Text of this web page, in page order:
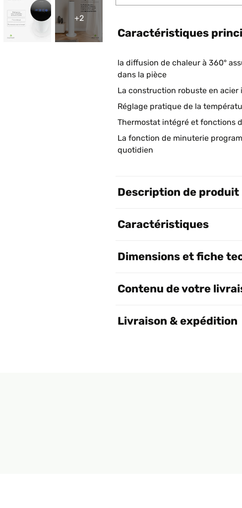
+2
Caractéristiques
la diffusion de chaleur à 360°
dans la pièce
La construction robuste en
Réglage pratique de la
Thermostat intégré et fonctions
La fonction de minuterie
quotidien
Description de produit
Caractéristiques
Dimensions et fiche
Contenu de votre
Livraison & expédition